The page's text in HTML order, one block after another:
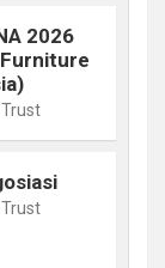
2026
Trust
Trust